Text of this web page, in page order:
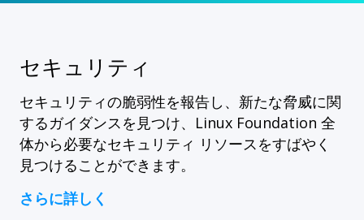
セキュリティ
セキュリティの脆弱性を報告し、新たな脅威に関
するガイダンスを見つけ、Linux Foundation 全
体から必要なセキュリティ リソースをすばやく
見つけることができます。
さらに詳しく